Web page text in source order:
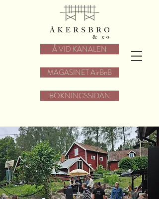
Å VID KANALEN
MAGASINET AirBnB
BOKNINGSSIDAN